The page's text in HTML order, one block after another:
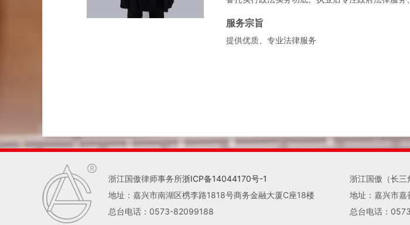
服务宗旨
提供优质、专业法律服务
浙江国傲律师事务所浙ICP备14044170号-1
地址：嘉兴市南湖区槜李路1818号商务金融大厦C座18楼
总台电话：0573-82099188
浙江国傲（长三
地址：嘉兴市
总台电话：